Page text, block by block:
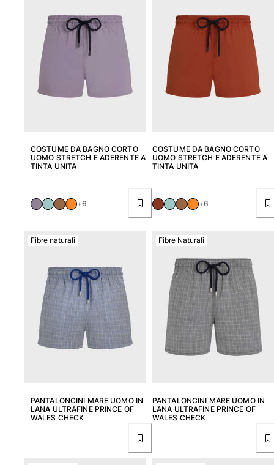
Contattaci
Monitora il mio ordine
COSTUME DA BAGNO CORTO
UOMO STRETCH E ADERENTE A
TINTA UNITA
+6
COSTUME DA BAGNO CORTO
UOMO STRETCH E ADERENTE A
TINTA UNITA
+6
PANTALONCINI MARE UOMO IN
LANA ULTRAFINE PRINCE OF
WALES CHECK
Fibre naturali
PANTALONCINI MARE UOMO IN
LANA ULTRAFINE PRINCE OF
WALES CHECK
Fibre Naturali